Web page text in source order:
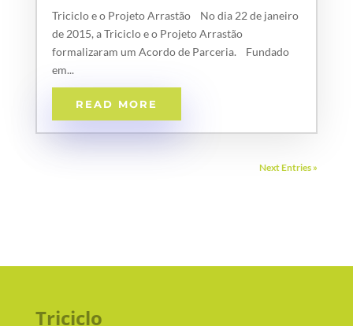
Triciclo e o Projeto Arrastão No dia 22 de janeiro
de 2015, a Triciclo e o Projeto Arrastão
formalizaram um Acordo de Parceria. Fundado
em...
READ MORE
Next Entries »
Triciclo